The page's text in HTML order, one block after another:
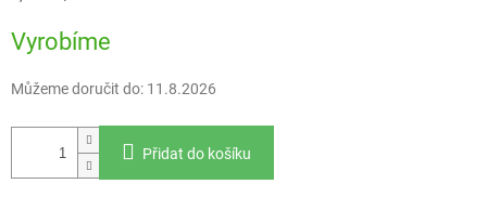
Vyrobíme
Můžeme doručit do: 11.8.2026
Přidat do košíku